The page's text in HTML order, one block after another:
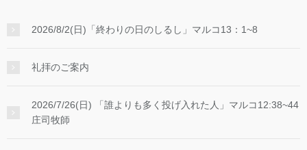
2026/8/2(日)「終わりの日のしるし」マルコ13：1~8
礼拝のご案内
2026/7/26(日) 「誰よりも多く投げ入れた人」マルコ12:38~44
庄司牧師